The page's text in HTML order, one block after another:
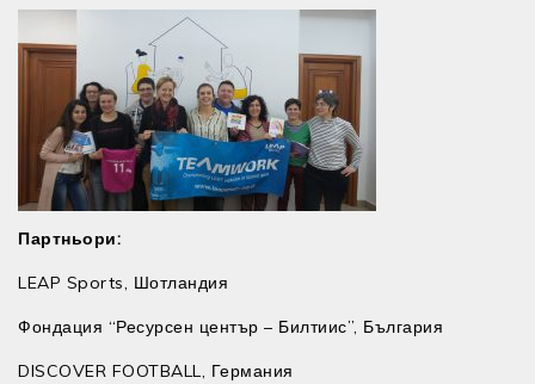
Партньори:
LEAP Sports, Шотландия
Фондация “Ресурсен център – Билтиис”, България
DISCOVER FOOTBALL, Германия